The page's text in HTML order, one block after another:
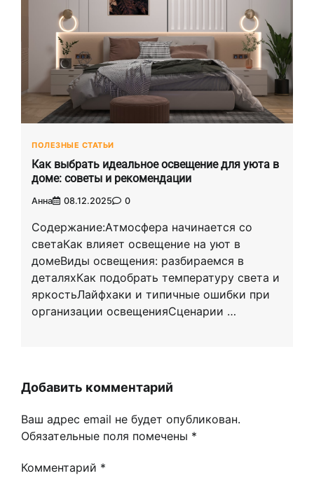
ПОЛЕЗНЫЕ СТАТЬИ
Как выбрать идеальное освещение для уюта в
доме: советы и рекомендации
Анна 08.12.2025 0
Содержание:Атмосфера начинается со
светаКак влияет освещение на уют в
домеВиды освещения: разбираемся в
деталяхКак подобрать температуру света и
яркостьЛайфхаки и типичные ошибки при
организации освещенияСценарии …
Добавить комментарий
Ваш адрес email не будет опубликован.
Обязательные поля помечены *
Комментарий *